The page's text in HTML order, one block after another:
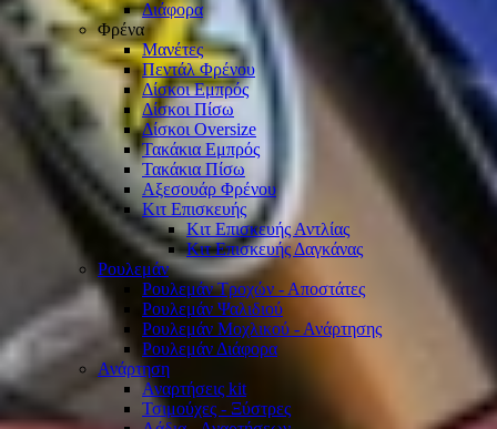
Διάφορα
Φρένα
Μανέτες
Πεντάλ Φρένου
Δίσκοι Εμπρός
Δίσκοι Πίσω
Δίσκοι Oversize
Τακάκια Εμπρός
Τακάκια Πίσω
Αξεσουάρ Φρένου
Κιτ Επισκευής
Κιτ Επισκευής Αντλίας
Κιτ Επισκευής Δαγκάνας
Ρουλεμάν
Ρουλεμάν Τροχών - Αποστάτες
Ρουλεμάν Ψαλιδιού
Ρουλεμάν Μοχλικού - Ανάρτησης
Ρουλεμάν Διάφορα
Ανάρτηση
Αναρτήσεις kit
Τσιμούχες - Ξύστρες